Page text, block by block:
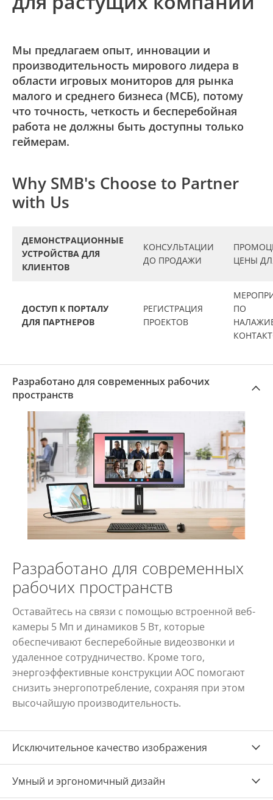
Мы предлагаем опыт, инновации и
производительность мирового лидера в
области игровых мониторов для рынка
малого и среднего бизнеса (МСБ), потому
что точность, четкость и бесперебойная
работа не должны быть доступны только
геймерам.
Why SMB's Choose to Partner
with Us
ДЕМОНСТРАЦИОННЫЕ
УСТРОЙСТВА ДЛЯ
КЛИЕНТОВ
КОНСУЛЬТАЦИИ
ДО ПРОДАЖИ
ЦЕНЫ
ДОСТУП К ПОРТАЛУ
ДЛЯ ПАРТНЕРОВ
РЕГИСТРАЦИЯ
ПРОЕКТОВ
ПО
Разработано для современных рабочих
пространств
Разработано для современных
рабочих пространств
Оставайтесь на связи с помощью встроенной веб-
камеры 5 Мп и динамиков 5 Вт, которые
обеспечивают бесперебойные видеозвонки и
удаленное сотрудничество. Кроме того,
энергоэффективные конструкции AOC помогают
снизить энергопотребление, сохраняя при этом
высочайшую производительность.
Исключительное качество изображения
Умный и эргономичный дизайн